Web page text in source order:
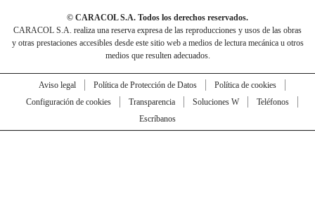
© CARACOL S.A. Todos los derechos reservados.
CARACOL S.A. realiza una reserva expresa de las reproducciones y usos de las obras
y otras prestaciones accesibles desde este sitio web a medios de lectura mecánica u otros
medios que resulten adecuados.
Aviso legal Política de Protección de Datos
Política de cookies
Configuración de cookies
Transparencia Soluciones W
Teléfonos
Escríbanos